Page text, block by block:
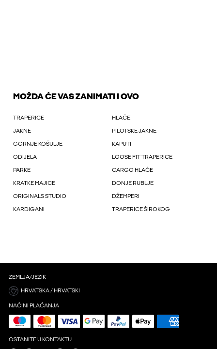
MOŽDA ĆE VAS ZANIMATI I OVO
TRAPERICE HLAČE
JAKNE PILOTSKE JAKNE
GORNJE KOŠULJE KAPUTI
ODIJELA LOOSE FIT TRAPERICE
PARKE CARGO HLAČE
KRATKE MAJICE DONJE RUBLJE
ORIGINALS STUDIO DŽEMPERI
KARDIGANI TRAPERICE ŠIROKOG
ZEMLJA/JEZIK
HRVATSKA / HRVATSKI
NAČINI PLAĆANJA
OSTANITE U KONTAKTU